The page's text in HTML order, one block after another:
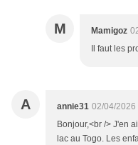
M Mamigoz
Il faut les
A annie31 02/04/2026
Bonjour,<br /> J'en
lac au Togo. Les